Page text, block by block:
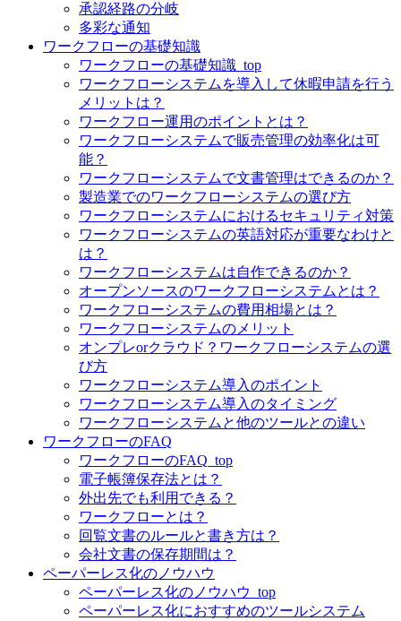
承認経路の分岐
多彩な通知
ワークフローの基礎知識
ワークフローの基礎知識_top
ワークフローシステムを導入して休暇申請を行う
メリットは？
ワークフロー運用のポイントとは？
ワークフローシステムで販売管理の効率化は可
能？
ワークフローシステムで文書管理はできるのか？
製造業でのワークフローシステムの選び方
ワークフローシステムにおけるセキュリティ対策
ワークフローシステムの英語対応が重要なわけと
は？
ワークフローシステムは自作できるのか？
オープンソースのワークフローシステムとは？
ワークフローシステムの費用相場とは？
ワークフローシステムのメリット
オンプレorクラウド？ワークフローシステムの選
び方
ワークフローシステム導入のポイント
ワークフローシステム導入のタイミング
ワークフローシステムと他のツールとの違い
ワークフローのFAQ
ワークフローのFAQ_top
電子帳簿保存法とは？
外出先でも利用できる？
ワークフローとは？
回覧文書のルールと書き方は？
会社文書の保存期間は？
ペーパーレス化のノウハウ
ペーパーレス化のノウハウ_top
ペーパーレス化におすすめのツールシステム